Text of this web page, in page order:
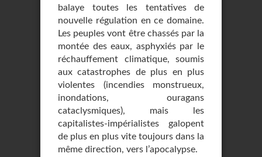
balaye toutes les tentatives de
nouvelle régulation en ce domaine.
Les peuples vont être chassés par la
montée des eaux, asphyxiés par le
réchauffement climatique, soumis
aux catastrophes de plus en plus
violentes (incendies monstrueux,
inondations, ouragans
cataclysmiques), mais les
capitalistes-impérialistes galopent
de plus en plus vite toujours dans la
même direction, vers l’apocalypse.